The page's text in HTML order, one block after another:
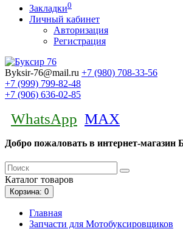
Закладки0
Личный кабинет
Авторизация
Регистрация
Byksir-76@mail.ru +7 (980) 708-33-56
+7 (999) 799-82-48
+7 (906) 636-02-85
WhatsApp MAX
Добро пожаловать в интернет-магазин
Каталог товаров
Корзина: 0
Главная
Запчасти для Мотобуксировщиков